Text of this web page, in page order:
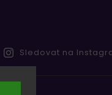
Sledovat na